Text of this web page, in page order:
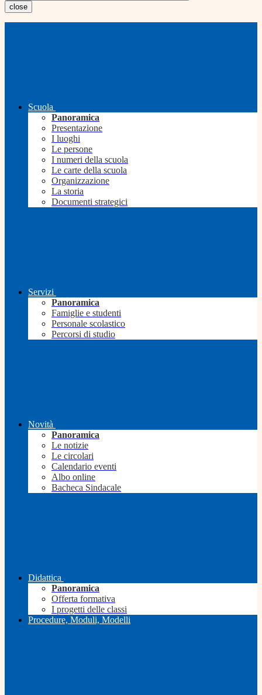
close
Scuola
Panoramica
Presentazione
I luoghi
Le persone
I numeri della scuola
Le carte della scuola
Organizzazione
La storia
Documenti strategici
Servizi
Panoramica
Famiglie e studenti
Personale scolastico
Percorsi di studio
Novità
Panoramica
Le notizie
Le circolari
Calendario eventi
Albo online
Bacheca Sindacale
Didattica
Panoramica
Offerta formativa
I progetti delle classi
Procedure, Moduli, Modelli